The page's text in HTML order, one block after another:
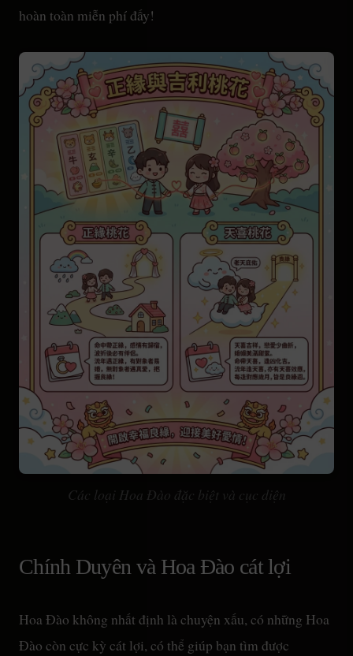
hoàn toàn miễn phí đấy!
Các loại Hoa Đào đặc biệt và cục diện
Chính Duyên và Hoa Đào cát lợi
Hoa Đào không nhất định là chuyện xấu, có những Hoa
Đào còn cực kỳ cát lợi, có thể giúp bạn tìm được